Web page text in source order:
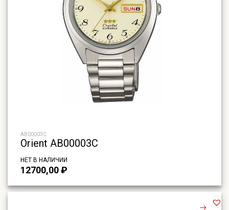
AB00003C
Orient AB00003C
НЕТ В НАЛИЧИИ
12700,00₽